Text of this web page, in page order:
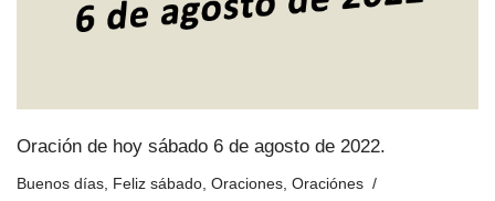
Oración de hoy sábado 6 de agosto de 2022.
Buenos días, Feliz sábado, Oraciones, Oraciónes